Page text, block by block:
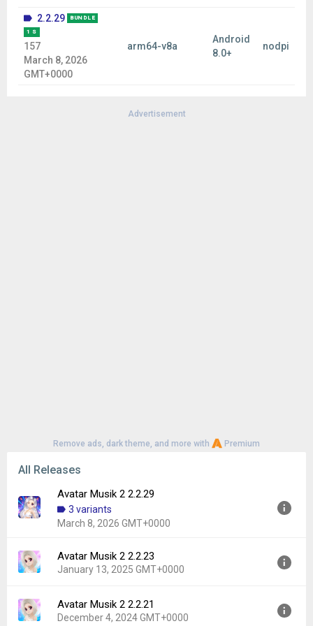
2.2.29
BUNDLE
1 S
157
March 8, 2026
GMT+0000
arm64-v8a
Android
8.0+
nodpi
Advertisement
Remove ads, dark theme, and more with Premium
All Releases
Avatar Musik 2 2.2.29
3 variants
March 8, 2026 GMT+0000
Version:
2.2.29
Uploaded:
March 8, 2026 at 12:05AM GMT+0000
Downloads:
64
Avatar Musik 2 2.2.23
January 13, 2025 GMT+0000
Version:
2.2.23
Uploaded:
January 13, 2025 at 10:37AM GMT+0000
Avatar Musik 2 2.2.21
December 4, 2024 GMT+0000